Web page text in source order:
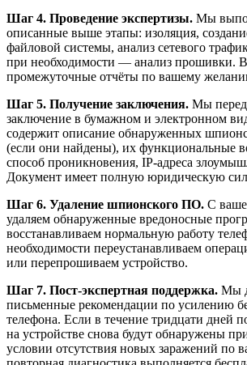
Шаг 4. Проведение экспертизы. Мы
описанные выше этапы: изоляция,
файловой системы, анализ сетевого
при необходимости — анализ прошивки.
промежуточные отчёты по вашему
Шаг 5. Получение заключения. Мы
заключение в бумажном и электронном
содержит описание обнаруженных
(если они найдены), их функциональные
способ проникновения, IP-адреса
Документ имеет полную юридическую
Шаг 6. Удаление шпионского ПО. С
удаляем обнаруженные вредоносные
восстанавливаем нормальную работу
необходимости переустанавливаем
или перепрошиваем устройство.
Шаг 7. Пост-экспертная поддержка. Мы
письменные рекомендации по усилению
телефона. Если в течение тридцати дней
на устройстве снова будут обнаружены
условии отсутствия новых заражений по